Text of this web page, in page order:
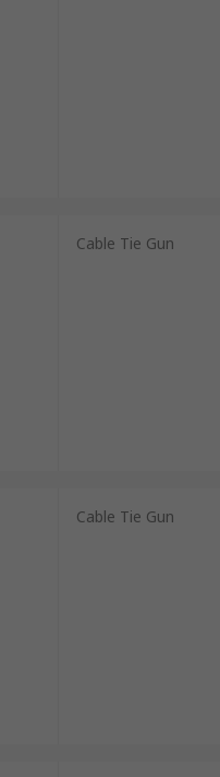
Cable Tie Gun
Cable Tie Gun